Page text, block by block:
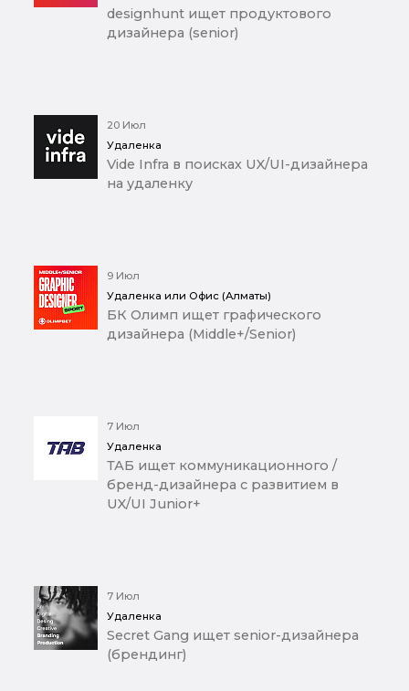
designhunt ищет продуктового
дизайнера (senior)
20 Июл
Удаленка
Vide Infra в поисках UX/UI-дизайнера
на удаленку
9 Июл
Удаленка или Офис (Алматы)
БК Олимп ищет графического
дизайнера (Middle+/Senior)
7 Июл
Удаленка
ТАБ ищет коммуникационного /
бренд-дизайнера с развитием в
UX/UI Junior+
7 Июл
Удаленка
Secret Gang ищет senior-дизайнера
(брендинг)